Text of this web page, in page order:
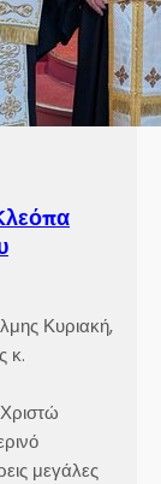
Κυριακή,
κ.
μεγάλες